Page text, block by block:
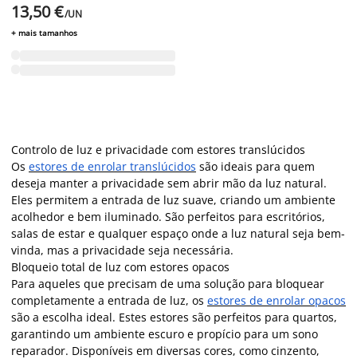
13,50 €/UN
+ mais tamanhos
Controlo de luz e privacidade com estores translúcidos
Os estores de enrolar translúcidos são ideais para quem
deseja manter a privacidade sem abrir mão da luz natural.
Eles permitem a entrada de luz suave, criando um ambiente
acolhedor e bem iluminado. São perfeitos para escritórios,
salas de estar e qualquer espaço onde a luz natural seja bem-
vinda, mas a privacidade seja necessária.
Bloqueio total de luz com estores opacos
Para aqueles que precisam de uma solução para bloquear
completamente a entrada de luz, os estores de enrolar opacos
são a escolha ideal. Estes estores são perfeitos para quartos,
garantindo um ambiente escuro e propício para um sono
reparador. Disponíveis em diversas cores, como cinzento,